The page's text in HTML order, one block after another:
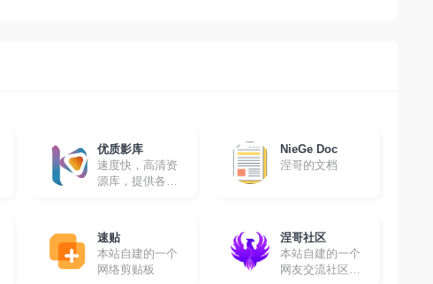
优质影库
速度快，高清资
源库，提供各种
NieGe Doc
涅哥的文档
速贴
本站自建的一个
网络剪贴板
涅哥社区
本站自建的一个
网友交流社区，